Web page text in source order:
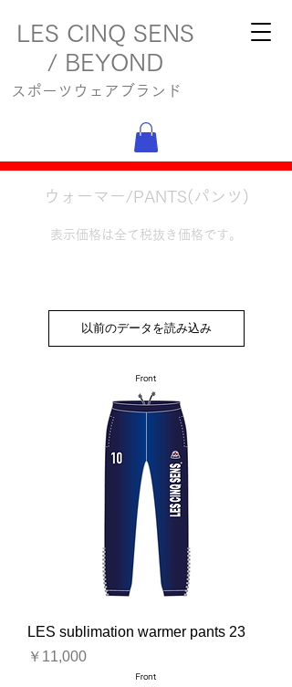
LES CINQ SENS
/ BEYOND
スポーツウェアブランド
ウォーマー/PANTS(パンツ)
表示価格は全て税抜き価格です。
以前のデータを読み込み
LES sublimation warmer pants 23
価格
￥11,000